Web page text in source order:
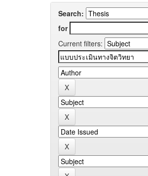
Search:
for
Current filters: